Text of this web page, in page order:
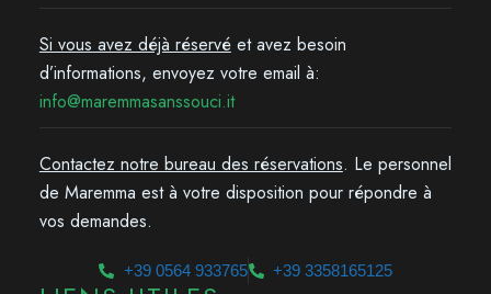
Si vous avez déjà réservéet avez besoin
d’informations, envoyez votre email à:
info@maremmasanssouci.it
Contactez notre bureau des réservations. Le personnel
de Maremma est à votre disposition pour répondre à
vos demandes.
+39 0564 933765 +39 3358165125